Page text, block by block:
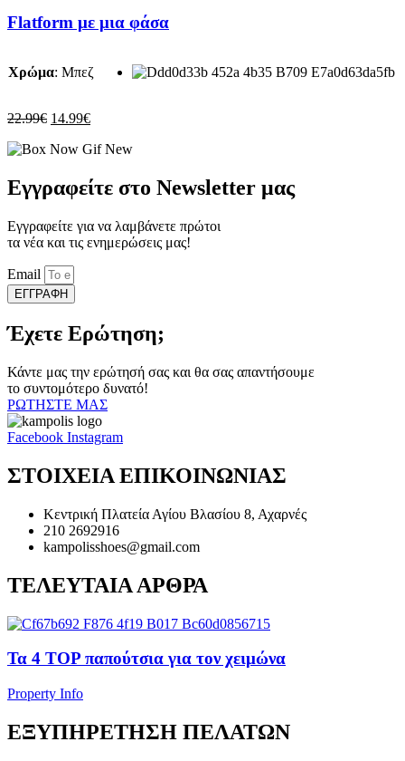
προϊόν
έχει
παραλλαγές.
μπορούν
επιλεγούν
σελίδα
του
Flatform με μια φάσα
Χρώμα: Μπεζ
22.99€ Original
was:
14.99€Η
τιμή
14.99€.
Εγγραφείτε στο Newsletter μας
Εγγραφείτε για να λαμβάνετε πρώτοι
τα νέα και τις ενημερώσεις μας!
Email
ΕΓΓΡΑΦΗ
Έχετε Ερώτηση;
Κάντε μας την ερώτησή σας και θα σας απαντήσουμε
το συντομότερο δυνατό!
ΡΩΤΗΣΤΕ ΜΑΣ
Facebook Instagram
ΣΤΟΙΧΕΙΑ ΕΠΙΚΟΙΝΩΝΙΑΣ
Κεντρική Πλατεία Αγίου Βλασίου 8, Αχαρνές
210 2692916
kampolisshoes@gmail.com
ΤΕΛΕΥΤΑΙΑ ΑΡΘΡΑ
Τα 4 TOP παπούτσια για τον χειμώνα
Property Info
ΕΞΥΠΗΡΕΤΗΣΗ ΠΕΛΑΤΩΝ